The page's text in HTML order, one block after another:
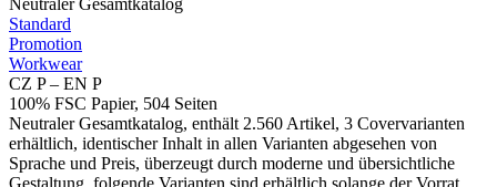
Neutraler Gesamtkatalog
Standard
Promotion
Workwear
CZ P – EN P
100% FSC Papier, 504 Seiten
Neutraler Gesamtkatalog, enthält 2.560 Artikel, 3 Covervarianten
erhältlich, identischer Inhalt in allen Varianten abgesehen von
Sprache und Preis, überzeugt durch moderne und übersichtliche
Gestaltung, folgende Varianten sind erhältlich solange der Vorrat